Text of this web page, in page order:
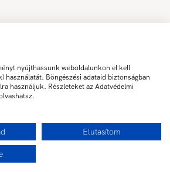
nyújthassunk weboldalunkon el kell
használatát. Böngészési adataid biztonságban
használjuk. Részleteket az Adatvédelmi
Elutasítom